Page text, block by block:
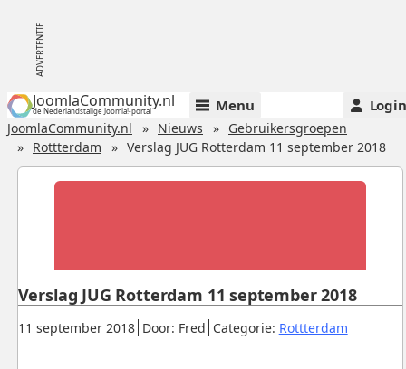
JoomlaCommunity.nl
de Nederlandstalige Joomla!-portal Menu Login
JoomlaCommunity.nl Nieuws
Gebruikersgroepen
Rottterdam
Verslag JUG Rotterdam 11 september 2018
Gepubliceerd:
11 september 2018. Door: Fred. Categorie: Rottterdam.
Verslag JUG Rotterdam 11 september 2018